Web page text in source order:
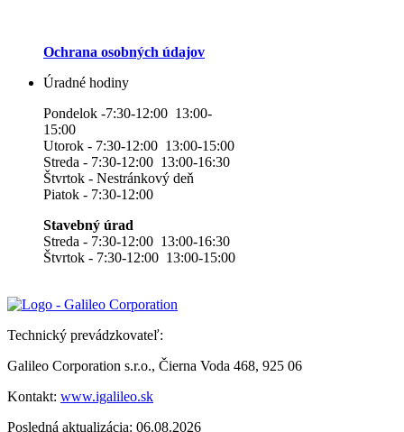
Ochrana osobných údajov
Úradné hodiny
Pondelok -7:30-12:00 13:00-
15:00
Utorok - 7:30-12:00 13:00-15:00
Streda - 7:30-12:00 13:00-16:30
Štvrtok - Nestránkový deň
Piatok - 7:30-12:00
Stavebný úrad
Streda - 7:30-12:00 13:00-16:30
Štvrtok - 7:30-12:00 13:00-15:00
Technický prevádzkovateľ:
Galileo Corporation s.r.o., Čierna Voda 468, 925 06
Kontakt: www.igalileo.sk
Posledná aktualizácia: 06.08.2026